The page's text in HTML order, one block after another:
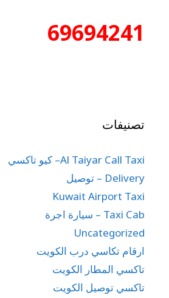
69694241
تصنيفات
Al Taiyar Call Taxi– كيو تاكسي
Delivery – توصيل
Kuwait Airport Taxi
Taxi Cab – سيارة اجرة
Uncategorized
ارقام تكاسي درب الكويت
تاكسي المطار الكويت
تاكسي توصيل الكويت